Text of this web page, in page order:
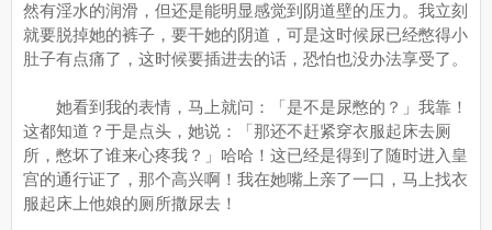
然有淫水的润滑，但还是能明显感觉到阴道壁的压力。我立刻
就要脱掉她的裤子，要干她的阴道，可是这时候尿已经憋得小
肚子有点痛了，这时候要插进去的话，恐怕也没办法享受了。
她看到我的表情，马上就问：「是不是尿憋的？」我靠！
这都知道？于是点头，她说：「那还不赶紧穿衣服起床去厕
所，憋坏了谁来心疼我？」哈哈！这已经是得到了随时进入皇
宫的通行证了，那个高兴啊！我在她嘴上亲了一口，马上找衣
服起床上他娘的厕所撒尿去！